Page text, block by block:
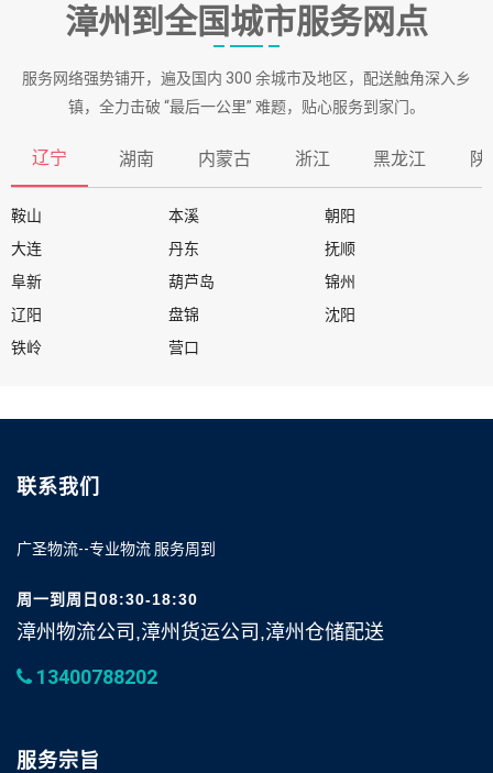
漳州到全国城市服务网点
服务网络强势铺开，遍及国内 300 余城市及地区，配送触角深入乡
镇，全力击破 “最后一公里” 难题，贴心服务到家门。
辽宁 湖南 内蒙古 浙江 黑龙江 陕
鞍山 本溪
朝阳
大连
丹东
抚顺
阜新
葫芦岛
锦州
辽阳
盘锦
沈阳
铁岭
营口
联系我们
广圣物流--专业物流 服务周到
周一到周日08:30-18:30
漳州物流公司,漳州货运公司,漳州仓储配送
13400788202
服务宗旨